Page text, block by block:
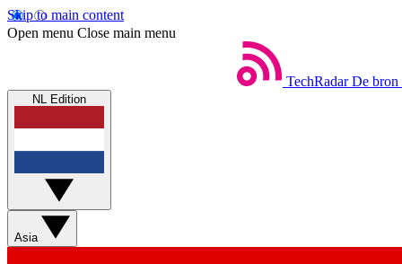
Skip to main content
Open menu Close main menu
TechRadar De bron
NL Edition
Asia